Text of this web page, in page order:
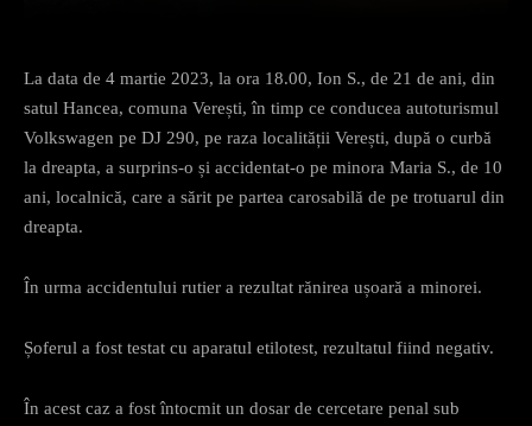
La data de 4 martie 2023, la ora 18.00, Ion S., de 21 de ani, din
satul Hancea, comuna Verești, în timp ce conducea autoturismul
Volkswagen pe DJ 290, pe raza localității Verești, după o curbă
la dreapta, a surprins-o și accidentat-o pe minora Maria S., de 10
ani, localnică, care a sărit pe partea carosabilă de pe trotuarul din
dreapta.
În urma accidentului rutier a rezultat rănirea ușoară a minorei.
Șoferul a fost testat cu aparatul etilotest, rezultatul fiind negativ.
În acest caz a fost întocmit un dosar de cercetare penal sub